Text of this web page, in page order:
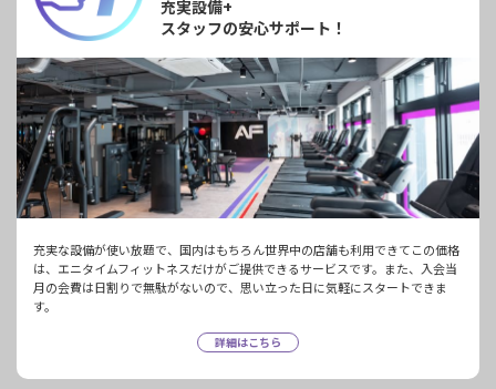
充実設備+
スタッフの安心サポート！
充実な設備が使い放題で、国内はもちろん世界中の店舗も利用できてこの価格
は、エニタイムフィットネスだけがご提供できるサービスです。また、入会当
月の会費は日割りで無駄がないので、思い立った日に気軽にスタートできま
す。
詳細はこちら